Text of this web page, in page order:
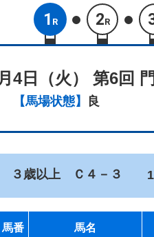
1 R 2R
4日（火） 第6回
【馬場状態】 良
３歳以上 Ｃ４－３
馬番 馬名